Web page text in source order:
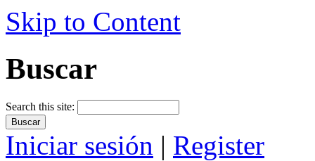
Skip to Content
Buscar
Search this site:
Iniciar sesión | Register